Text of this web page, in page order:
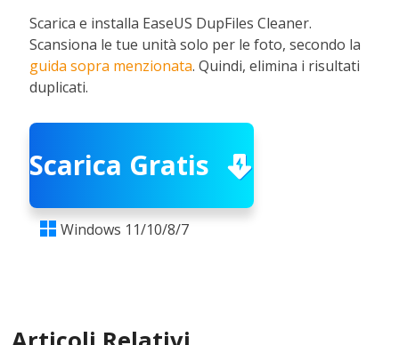
Scarica e installa EaseUS DupFiles Cleaner.
Scansiona le tue unità solo per le foto, secondo la
guida sopra menzionata. Quindi, elimina i risultati
duplicati.
Scarica Gratis
 Windows 11/10/8/7